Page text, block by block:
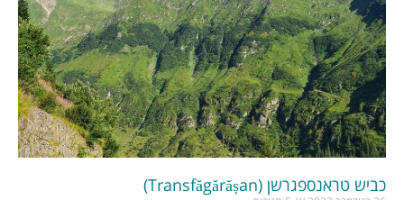
כביש טראנספגרשן (Transfăgărășan)